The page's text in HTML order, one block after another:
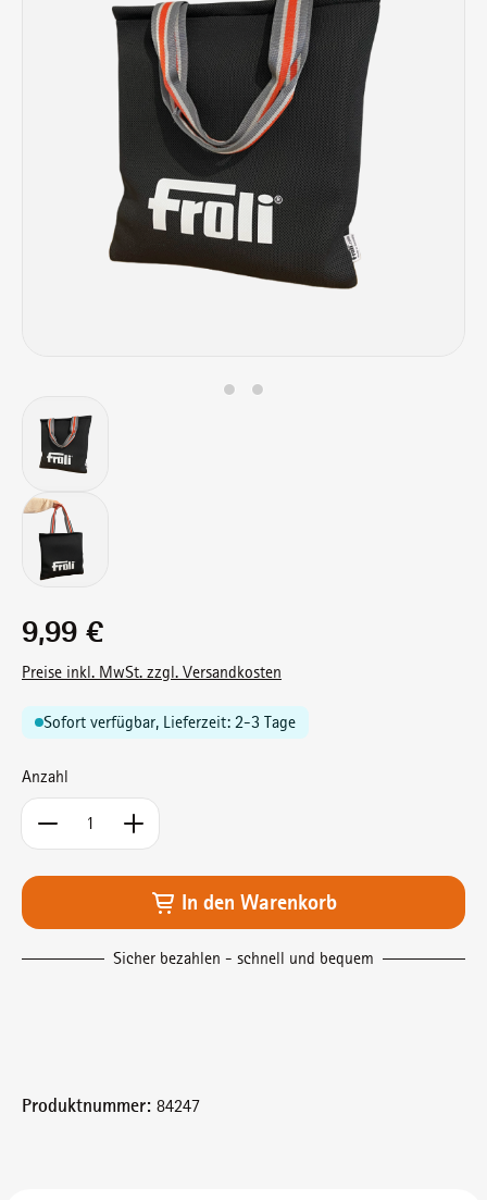
Regulärer Preis:
9,99 €
Preise inkl. MwSt. zzgl. Versandkosten
Sofort verfügbar, Lieferzeit: 2-3 Tage
Anzahl
Produkt Anzahl: Gib den gewünschten Wert ein
In den Warenkorb
Sicher bezahlen - schnell und bequem
Produktnummer: 84247